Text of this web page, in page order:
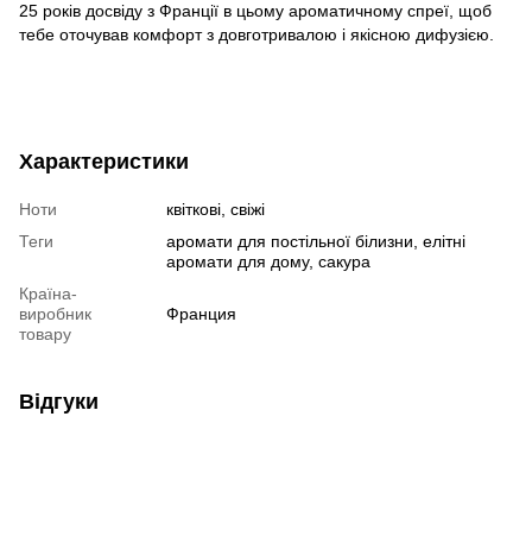
25 років досвіду з Франції в цьому ароматичному спреї, щоб
тебе оточував комфорт з довготривалою і якісною дифузією.
Характеристики
Ноти
квіткові, свіжі
Теги
аромати для постільної білизни, елітні
аромати для дому, сакура
Країна-
виробник
товару
Франция
Відгуки